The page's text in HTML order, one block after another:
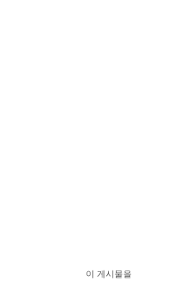
이 게시물을